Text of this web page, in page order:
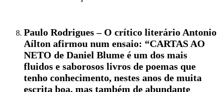
Paulo Rodrigues – O crítico literário Antonio
Aílton afirmou num ensaio: “CARTAS AO
NETO de Daniel Blume é um dos mais
fluidos e saborosos livros de poemas que
tenho conhecimento, nestes anos de muita
escrita boa, mas também de abundante